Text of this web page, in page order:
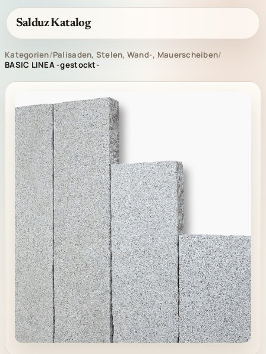
Salduz Katalog
Kategorien/Palisaden, Stelen, Wand-, Mauerscheiben/
BASIC LINEA -gestockt-